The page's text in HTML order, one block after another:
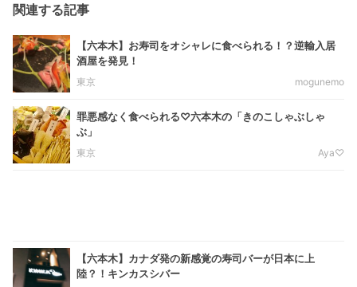
関連する記事
【六本木】お寿司をオシャレに食べられる！？逆輸入居
酒屋を発見！
東京 mogunemo
罪悪感なく食べられる♡六本木の「きのこしゃぶしゃ
ぶ」
東京 Aya♡
【六本木】カナダ発の新感覚の寿司バーが日本に上
陸？！キンカスシバー